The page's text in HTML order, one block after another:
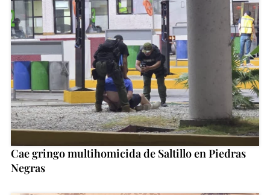
Cae gringo multihomicida de Saltillo en Piedras
Negras